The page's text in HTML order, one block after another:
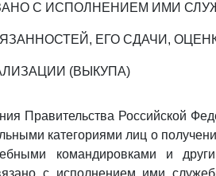
С ИСПОЛНЕНИЕМ ИМИ
ЕГО СДАЧИ,
(ВЫКУПА)
Правительства Российской
категориями лиц о
командировками и
с исполнением ими